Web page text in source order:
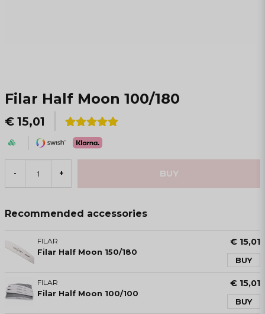
Filar Half Moon 100/180
€ 15,01
- + BUY
Recommended accessories
FILAR
Filar Half Moon 150/180
€ 15,01
BUY
FILAR
Filar Half Moon 100/100
€ 15,01
BUY